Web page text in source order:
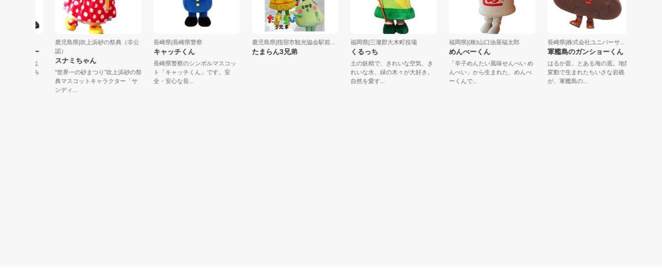
鹿児島県|吹上浜砂の祭典（非公
認）
スナミちゃん
“世界一の砂まつり”吹上浜砂の祭
典マスコットキャラクター「サ
ンディ...
長崎県|長崎県警察
キャッチくん
長崎県警察のシンボルマスコッ
ト「キャッチくん」です。安
全・安心な長...
鹿児島県|指宿市観光協会駅前...
たまらん3兄弟
福岡県|三潴郡大木町役場
くるっち
土の妖精で、きれいな空気、き
れいな水、緑の木々が大好き。
自然を愛す...
福岡県|(株)山口油屋福太郎
めんべーくん
「辛子めんたい風味せんべい め
んべい」から生まれた、めんべ
ーくんで...
長崎県|株式会社ユニバーサ...
軍艦島のガンショーくん
はるか昔。とある海の底。地殻
変動で生まれたちいさな岩礁
が、軍艦島の...